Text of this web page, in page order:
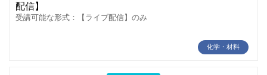
配信】
受講可能な形式：【ライブ配信】のみ
化学・材料